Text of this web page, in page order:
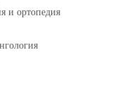
и ортопедия